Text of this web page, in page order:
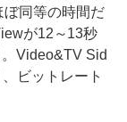
同等の時間だ
が12～13秒
Video&TV Sid
ビットレート